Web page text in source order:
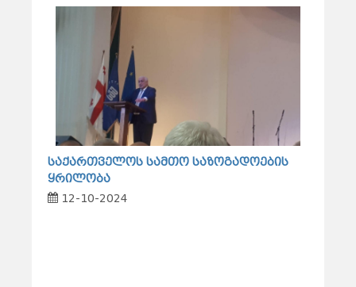
საქართველოს სამთო საზოგადოების
ყრილობა
12-10-2024